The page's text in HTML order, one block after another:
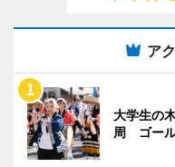
ア
大学生の
周 ゴール